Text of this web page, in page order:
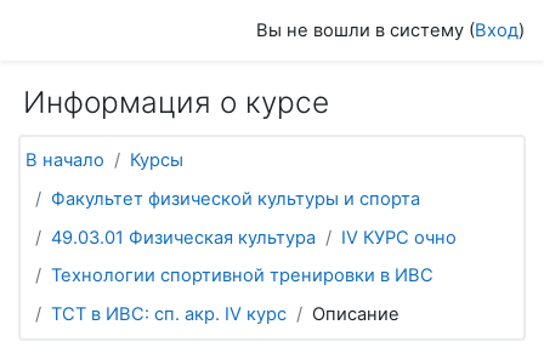
Вы не вошли в систему (Вход)
Информация о курсе
В начало
Курсы
Факультет физической культуры и спорта
49.03.01 Физическая культура
IV КУРС очно
Технологии спортивной тренировки в ИВС
ТСТ в ИВС: сп. акр. IV курс
Описание